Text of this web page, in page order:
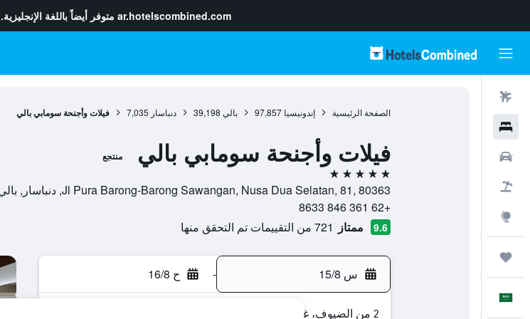
ar.hotelscombined.com متوفر أيضاً باللغة الإنجليزية.
الصفحة الرئيسية إندونيسيا 97,857 بالي 39,198 دنباسار 7,035 فيلات وأجنحة سومابي بالي
فيلات وأجنحة سومابي بالي منتجع
5 نجوم
Jl Pura Barong-Barong Sawangan, Nusa Dua Selatan, 81, 80363, دنباسار, بالي, إندونيسيا
+62 361 846 8633
9.6 ممتاز 721 من التقييمات تم التحقق منها
س 15/8 - ح 16/8
2 من الضيوف، غرفة واحدة